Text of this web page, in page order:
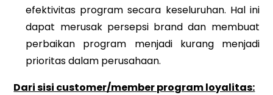
efektivitas program secara keseluruhan. Hal ini
dapat merusak persepsi brand dan membuat
perbaikan program menjadi kurang menjadi
prioritas dalam perusahaan.
Dari sisi customer/member program loyalitas: